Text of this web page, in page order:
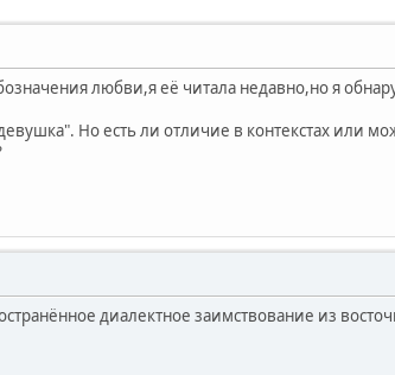
любви,я её читала недавно,но я
Но есть ли отличие в контекстах или
диалектное заимствование из